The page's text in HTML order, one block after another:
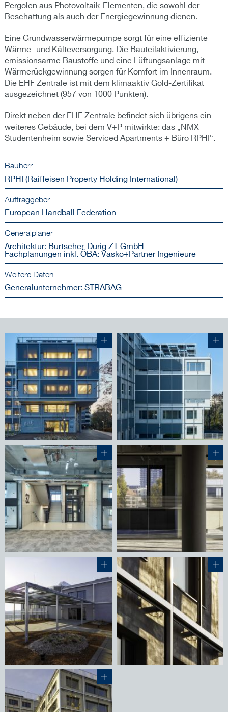
Pergolen aus Photovoltaik-Elementen, die sowohl der
Beschattung als auch der Energiegewinnung dienen.
Eine Grundwasserwärmepumpe sorgt für eine effiziente
Wärme- und Kälteversorgung. Die Bauteilaktivierung,
emissionsarme Baustoffe und eine Lüftungsanlage mit
Wärmerückgewinnung sorgen für Komfort im Innenraum.
Die EHF Zentrale ist mit dem klimaaktiv Gold-Zertifikat
ausgezeichnet (957 von 1000 Punkten).
Direkt neben der EHF Zentrale befindet sich übrigens ein
weiteres Gebäude, bei dem V+P mitwirkte: das „NMX
Studentenheim sowie Serviced Apartments + Büro RPHI“.
Bauherr
RPHI (Raiffeisen Property Holding International)
Auftraggeber
European Handball Federation
Generalplaner
Architektur: Burtscher-Durig ZT GmbH
Fachplanungen inkl. ÖBA: Vasko+Partner Ingenieure
Weitere Daten
Generalunternehmer: STRABAG